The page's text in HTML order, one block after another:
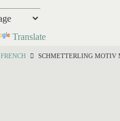
Translate
FRENCH
SCHMETTERLING